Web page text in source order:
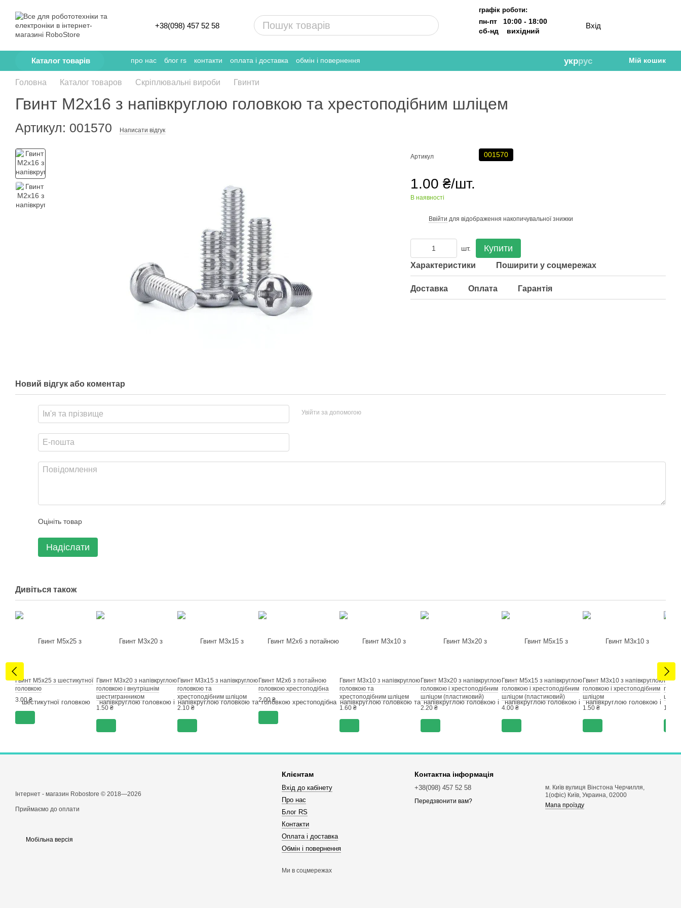
+38(098) 457 52 58
графік роботи:
пн-пт 10:00 - 18:00
сб-нд вихідний
Вхід
Каталог товарів про нас блог rs контакти оплата і доставка обмін і повернення укррус Мій кошик
Головна Каталог товаров Скріплювальні вироби Гвинти
Гвинт М2х16 з напівкруглою головкою та хрестоподібним шліцем
Артикул: 001570 Написати відгук
Артикул 001570
1.00 ₴/шт.
В наявності
Ввійти для відображення накопичувальної знижки
шт. Купити
Характеристики Поширити у соцмережах
Доставка Оплата Гарантія
Новий відгук або коментар
Увійти за допомогою
Оцініть товар
Надіслати
Дивіться також
Гвинт М5х25 з шестикутної
головкою
3.00 ₴
Гвинт М3х20 з напівкруглою
головкою і внутрішнім
шестигранником
1.50 ₴
Гвинт М3х15 з напівкруглою
головкою та
хрестоподібним шліцом
(пластиковий)
2.10 ₴
Гвинт М2х6 з потайною
головкою хрестоподібна
2.00 ₴
Гвинт М3х10 з напівкруглою
головкою та
хрестоподібним шліцем
(пластиковий чорний)
1.60 ₴
Гвинт М3х20 з напівкруглою
головкою і хрестоподібним
шліцом (пластиковий)
2.20 ₴
Гвинт М5х15 з напівкруглою
головкою і хрестоподібним
шліцом (пластиковий)
4.00 ₴
Гвинт М3х10 з напівкруглою
головкою і хрестоподібним
шліцом
1.50 ₴
1.00 ₴
Інтернет - магазин Robostore © 2018—2026
Приймаємо до оплати
Мобільна версія
Клієнтам
Вхід до кабінету
Про нас
Блог RS
Контакти
Оплата і доставка
Обмін і повернення
Ми в соцмережах
Контактна інформація
+38(098) 457 52 58
Передзвонити вам?
м. Київ вулиця Вінстона Черчилля,
1(офіс) Київ, Украина, 02000
Мапа проїзду